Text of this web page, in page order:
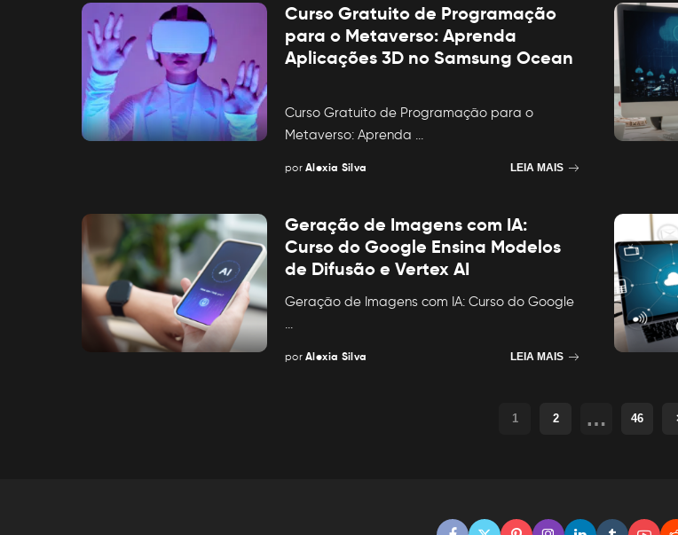
Curso Gratuito de Programação
para o Metaverso: Aprenda
Aplicações 3D no Samsung Ocean
Curso Gratuito de Programação para o
Metaverso: Aprenda ...
Posted
por Alexia Silva LEIA MAIS
Geração de Imagens com IA:
Curso do Google Ensina Modelos
de Difusão e Vertex AI
Geração de Imagens com IA: Curso do Google
...
Posted
por Alexia Silva LEIA MAIS
1 2 … 46